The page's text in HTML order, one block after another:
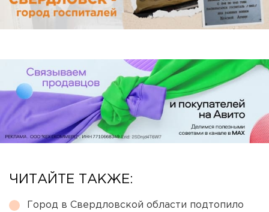
ЧИТАЙТЕ ТАКЖЕ:
Город в Свердловской области подтопило